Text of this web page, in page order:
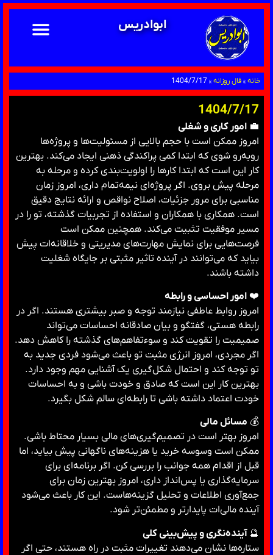
ابوادریس
خانه»فال روزانه»
1404/7/17
1404/7/17
💼 امور کاری و شغلی
امروز ممکن است با حجم بالایی از مسئولیت‌ها و پروژه‌ها
روبه‌رو شوی که ابتدا کمی پراکندگی ذهنی ایجاد می‌کند. بهترین
کار این است که ابتدا کارها را اولویت‌بندی کرده و مرحله به
مرحله پیش بروی. اگر پروژه‌ای نیمه‌تمام داری، امروز زمان
مناسبی برای مرور جزئیات، اصلاح نواقص و ارائه نتایج دقیق
است. همکاری با همکاران و استفاده از تجربیات گذشته، تو را در
مسیر موفقیت تثبیت می‌کند. همچنین ممکن است
فرصت‌هایی برای نمایش مهارت‌های مدیریتی و خلاقانه‌ات پیش
بیاید که می‌توانند در آینده تاثیر مثبتی بر جایگاه شغلیت
داشته باشند.
❤️ امور احساسی و رابطه
امروز روابط عاطفی نیازمند توجه و صبر بیشتری هستند. اگر در
رابطه هستی، گفتگو و بیان صادقانه احساسات می‌تواند
صمیمیت را تقویت کند و سوءتفاهم‌های گذشته را کاهش دهد.
اگر مجردی، امروز انرژی مثبت تو باعث می‌شود فردی جدید به
تو توجه کند و احتمال شکل‌گیری یک آشنایی مهم وجود دارد.
بهترین کار این است که صادق و خودت باشی و به احساسات
خودت اعتماد داشته باشی تا رابطه‌ای سالم شکل بگیرد.
💰 مسائل مالی
امروز بهتر است در تصمیم‌گیری‌های مالی بسیار محتاط باشی.
ممکن است وسوسه خرید یا هزینه‌های ناگهانی پیش بیاید، اما
قبل از اقدام همه جوانب را بررسی کن. اگر برنامه‌ای برای
سرمایه‌گذاری یا پس‌انداز داری، امروز بهترین زمان برای
جمع‌آوری اطلاعات و تحلیل گزینه‌هاست. این کار باعث می‌شود
آینده مالی‌ات پایدارتر و مطمئن‌تر شود.
🔮آینده‌نگری و پیش‌بینی کلی
ستاره‌ها نشان می‌دهند تغییرات مثبت در راه هستند، حتی اگر